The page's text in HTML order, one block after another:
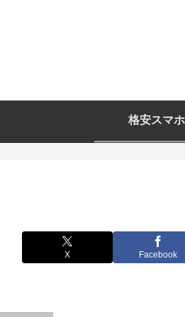
格安スマホ
X Facebook